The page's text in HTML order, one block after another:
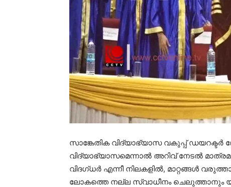
സാങ്കേതിക വിദ്യാഭ്യാസ വകുപ്പ്
വിദ്യാഭ്യാസമെന്നാല്‍ അറിവ് നേടല്‍
വിദഗ്ധര്‍ എന്നീ നിലകളില്‍, മാറ്റങ്ങള്‍
ലോകത്തെ നല്ല സ്വാധീനം ചെലുത്താനും